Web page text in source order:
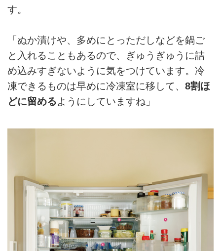
す。
「ぬか漬けや、多めにとっただしなどを鍋ご
と入れることもあるので、ぎゅうぎゅうに詰
め込みすぎないように気をつけています。冷
凍できるものは早めに冷凍室に移して、 8割ほ
どに留める ようにしていますね」